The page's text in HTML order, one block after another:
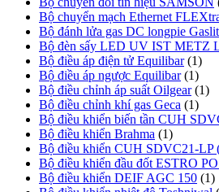
Bộ chuyển mạch Ethernet
Bộ đánh lửa gas DC longpie
Bộ đèn sấy LED UV IST METZ
Bộ điều áp điện tử Equilibar (1)
Bộ điều áp ngược Equilibar (1)
Bộ điều chỉnh áp suất Oilgear (1)
Bộ điều chỉnh khí gas Geca (1)
Bộ điều khiển biến tần CUH
Bộ điều khiển Brahma (1)
Bộ điều khiển CUH SDVC21-LP
Bộ điều khiển đầu đốt ESTRO
Bộ điều khiển DEIF AGC 150 (1)